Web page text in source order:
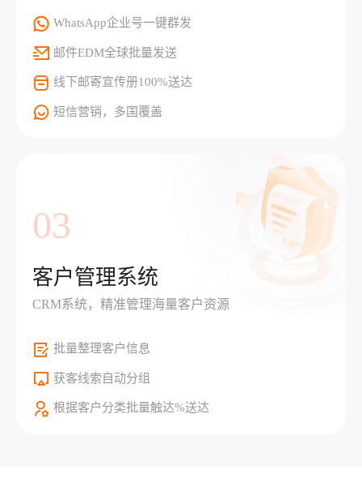
WhatsApp企业号一键群发
邮件EDM全球批量发送
线下邮寄宣传册100%送达
短信营销，多国覆盖
03
客户管理系统
CRM系统，精准管理海量客户资源
批量整理客户信息
获客线索自动分组
根据客户分类批量触达%送达